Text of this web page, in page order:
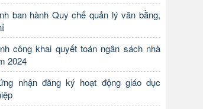
ban hành Quy chế quản lý văn bằng,
công khai quyết toán ngân sách nhà
2024
nhận đăng ký hoạt động giáo dục